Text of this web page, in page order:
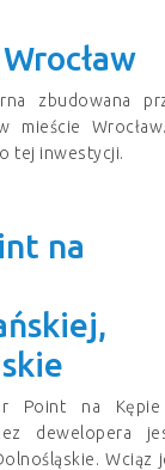
zbudowana
mieście
tej inwestycji.
na
Point na Kępie
dewelopera
Wciąz